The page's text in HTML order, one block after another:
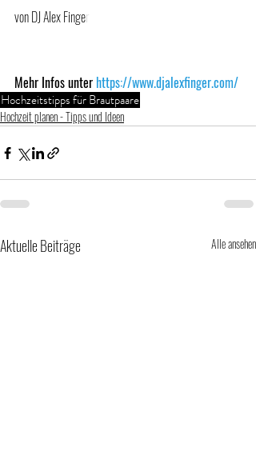
von DJ Alex Finger
Mehr Infos unter https://www.djalexfinger.com/
Hochzeitstipps für Brautpaare
Hochzeit planen - Tipps und Ideen
Aktuelle Beiträge Alle ansehen